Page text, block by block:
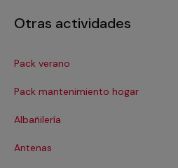
Otras actividades
Pack verano
Pack mantenimiento hogar
Albañilería
Antenas